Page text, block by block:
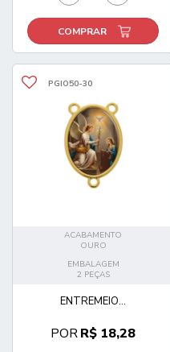
COMPRAR
PGIO50-30
ACABAMENTO
OURO
EMBALAGEM
2 PEÇAS
ENTREMEIO...
PORR$ 18,28